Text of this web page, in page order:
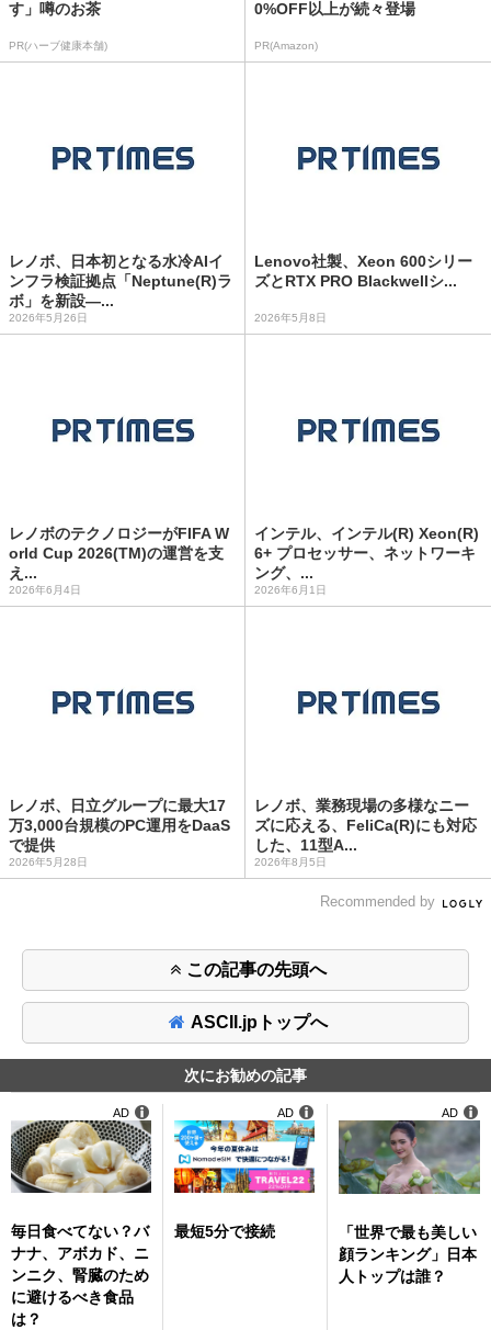
す」噂のお茶
PR(ハーブ健康本舗)
0%OFF以上が続々登場
PR(Amazon)
レノボ、日本初となる水冷AIイ
ンフラ検証拠点「Neptune(R)ラ
ボ」を新設―...
2026年5月26日
Lenovo社製、Xeon 600シリー
ズとRTX PRO Blackwellシ...
2026年5月8日
レノボのテクノロジーがFIFA W
orld Cup 2026(TM)の運営を支
え...
2026年6月4日
インテル、インテル(R) Xeon(R)
6+ プロセッサー、ネットワーキ
ング、...
2026年6月1日
レノボ、日立グループに最大17
万3,000台規模のPC運用をDaaS
で提供
2026年5月28日
レノボ、業務現場の多様なニー
ズに応える、FeliCa(R)にも対応
した、11型A...
2026年8月5日
Recommended by
この記事の先頭へ
ASCII.jpトップへ
次にお勧めの記事
毎日食べてない？バ
ナナ、アボカド、ニ
ンニク、腎臓のため
に避けるべき食品
は？
AD
最短5分で接続
AD
「世界で最も美しい
顔ランキング」日本
人トップは誰？
AD